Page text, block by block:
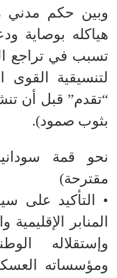
وبين حكم مدني
هياكله بوصاية
تسبب في تراجع
لتنسيقية القوى
“تقدم” قبل أن
بثوب صمود).
نحو قمة
مقترحة)
• التأكيد على
المنابر
وإستقلاله
ومؤسساته